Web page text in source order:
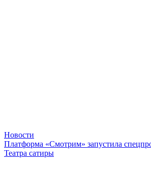
Новости
Платформа «Смотрим» запустила
Театра сатиры